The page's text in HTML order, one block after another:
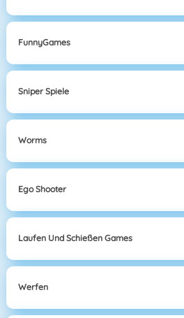
FunnyGames
Sniper Spiele
Worms
Ego Shooter
Laufen Und Schießen Games
Werfen